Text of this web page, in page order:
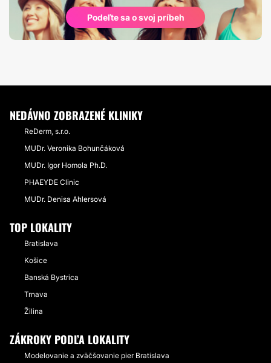
Podeľte sa o svoj príbeh
NEDÁVNO ZOBRAZENÉ KLINIKY
ReDerm, s.r.o.
MUDr. Veronika Bohunčáková
MUDr. Igor Homola Ph.D.
PHAEYDE Clinic
MUDr. Denisa Ahlersová
TOP LOKALITY
Bratislava
Košice
Banská Bystrica
Trnava
Žilina
ZÁKROKY PODĽA LOKALITY
Modelovanie a zväčšovanie pier Bratislava